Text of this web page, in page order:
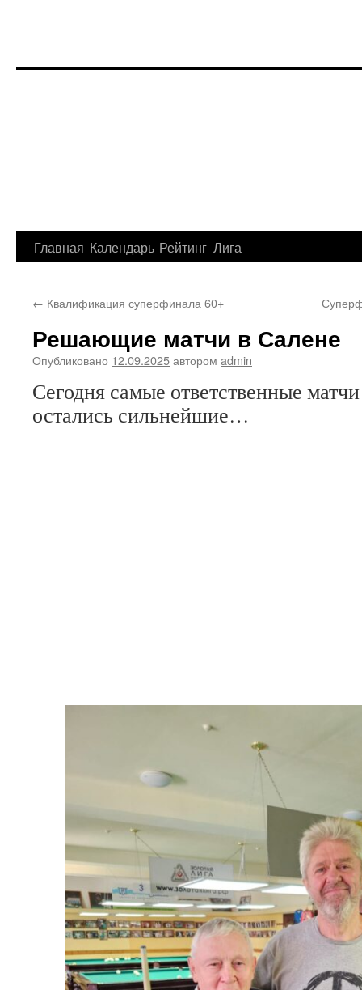
Перейти
содержимому
Главная Календарь Рейтинг Лига
← Квалификация суперфинала 60+
Решающие матчи в Салене
Опубликовано 12.09.2025автором admin
Сегодня самые ответственные
остались сильнейшие…